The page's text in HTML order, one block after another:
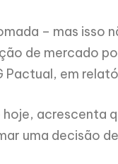
– mas isso
de mercado
Pactual, em
acrescenta
uma decisão